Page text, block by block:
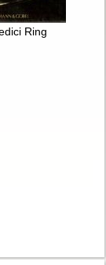
über den Sinn des
Ring